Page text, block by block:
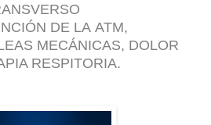
DE LA ATM,
MECÁNICAS, DOLOR
RESPITORIA.